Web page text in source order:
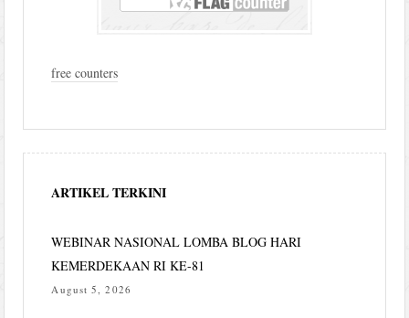
free counters
ARTIKEL TERKINI
WEBINAR NASIONAL LOMBA BLOG HARI
KEMERDEKAAN RI KE-81
August 5, 2026